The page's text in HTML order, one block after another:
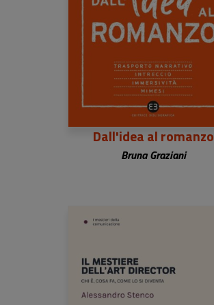
Dall'idea al romanzo
Bruna Graziani